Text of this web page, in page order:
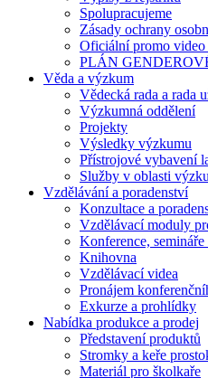
Spolupracujeme
Zásady ochrany
Oficiální promo
PLÁN
Věda a výzkum
Vědecká rada a rada
Výzkumná oddělení
Projekty
Výsledky výzkumu
Přístrojové vybavení
Služby v oblasti
Vzdělávání a poradenství
Konzultace a
Vzdělávací moduly
Konference,
Knihovna
Vzdělávací videa
Pronájem
Exkurze a prohlídky
Nabídka produkce a prodej
Představení produktů
Stromky a keře
Materiál pro školkaře